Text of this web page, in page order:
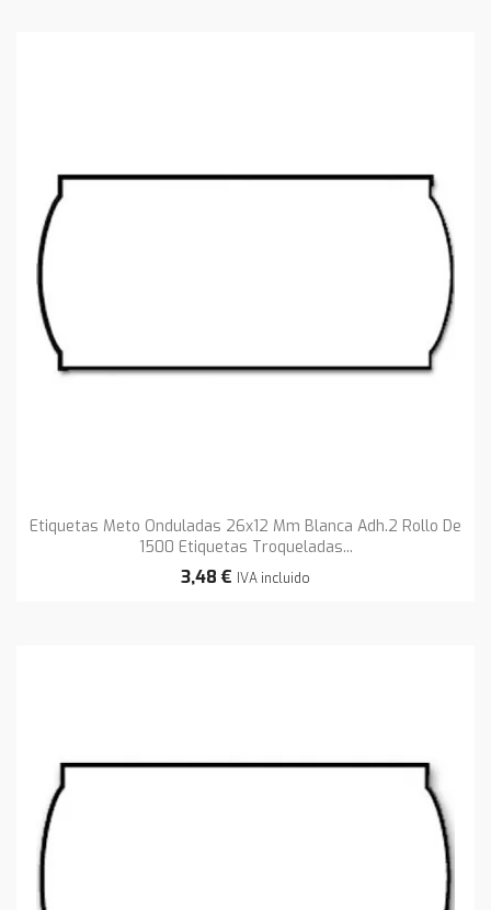
Etiquetas Meto Onduladas 26x12 Mm Blanca Adh.2 Rollo De
1500 Etiquetas Troqueladas...
3,48 € IVA incluido